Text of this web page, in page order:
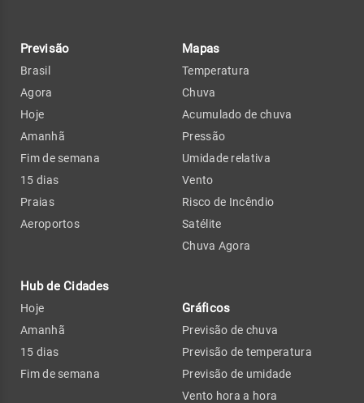
Previsão
Brasil
Agora
Hoje
Amanhã
Fim de semana
15 dias
Praias
Aeroportos
Hub de Cidades
Hoje
Amanhã
15 dias
Fim de semana
Mapas
Temperatura
Chuva
Acumulado de chuva
Pressão
Umidade relativa
Vento
Risco de Incêndio
Satélite
Chuva Agora
Gráficos
Previsão de chuva
Previsão de temperatura
Previsão de umidade
Vento hora a hora